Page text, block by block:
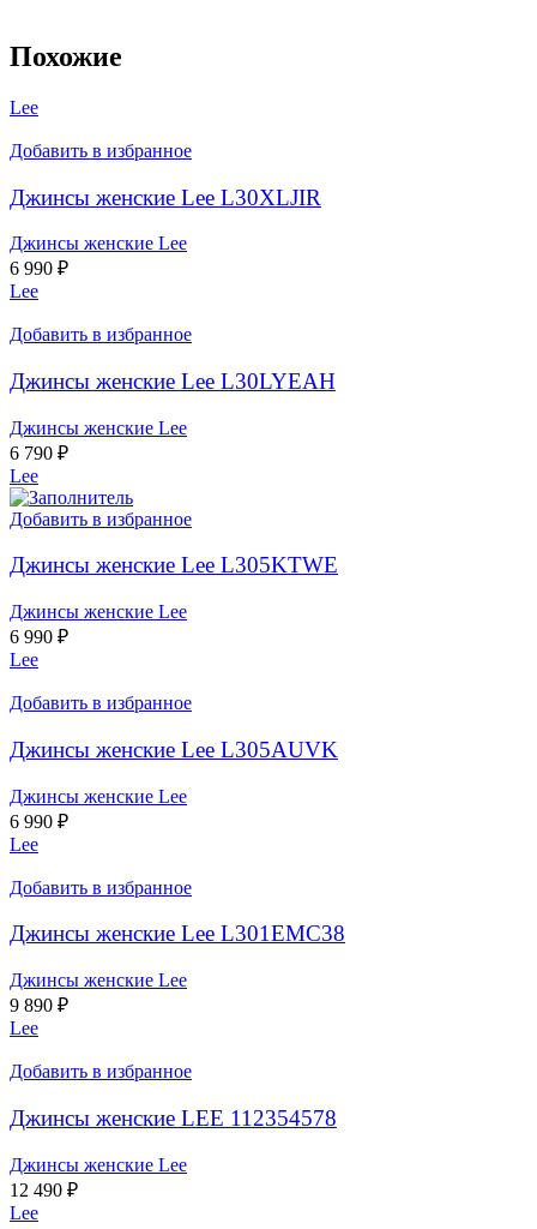
Похожие
Lee
Добавить в избранное
Джинсы женские Lee L30XLJIR
Джинсы женские Lee
6 990 ₽
Lee
Добавить в избранное
Джинсы женские Lee L30LYEAH
Джинсы женские Lee
6 790 ₽
Lee
Добавить в избранное
Джинсы женские Lee L305KTWE
Джинсы женские Lee
6 990 ₽
Lee
Добавить в избранное
Джинсы женские Lee L305AUVK
Джинсы женские Lee
6 990 ₽
Lee
Добавить в избранное
Джинсы женские Lee L301EMC38
Джинсы женские Lee
9 890 ₽
Lee
Добавить в избранное
Джинсы женские LEE 112354578
Джинсы женские Lee
12 490 ₽
Lee